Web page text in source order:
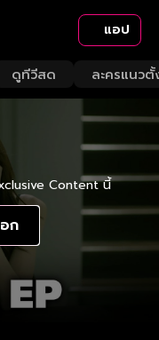
แอป
ดูทีวีสด ละครแนวตั้
Content นี้
ก